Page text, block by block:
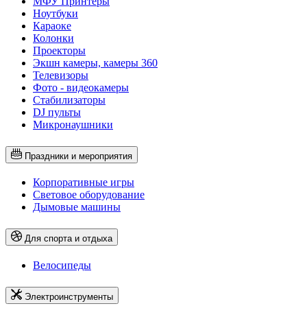
Ноутбуки
Караоке
Колонки
Проекторы
Экшн камеры, камеры 360
Телевизоры
Фото - видеокамеры
Стабилизаторы
DJ пульты
Микронаушники
Праздники и мероприятия
Корпоративные игры
Световое оборудование
Дымовые машины
Для спорта и отдыха
Велосипеды
Электроинструменты